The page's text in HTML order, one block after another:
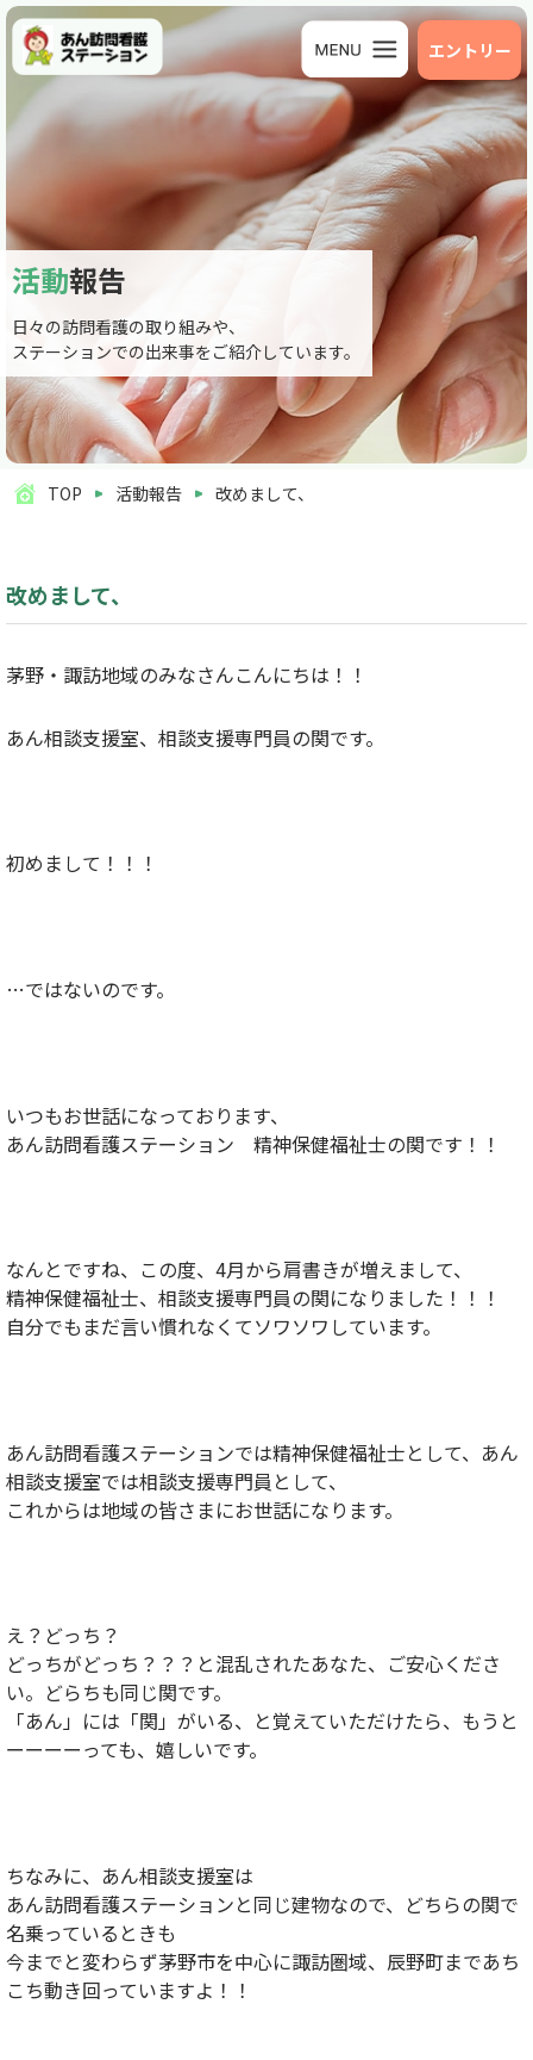
エントリー
活動報告
日々の訪問看護の取り組みや、
ステーションでの出来事をご紹介しています。
TOP 活動報告 改めまして、
改めまして、
茅野・諏訪地域のみなさんこんにちは！！
あん相談支援室、相談支援専門員の関です。
初めまして！！！
…ではないのです。
いつもお世話になっております、
あん訪問看護ステーション 精神保健福祉士の関です！！
なんとですね、この度、4月から肩書きが増えまして、
精神保健福祉士、相談支援専門員の関になりました！！！
自分でもまだ言い慣れなくてソワソワしています。
あん訪問看護ステーションでは精神保健福祉士として、あん
相談支援室では相談支援専門員として、
これからは地域の皆さまにお世話になります。
え？どっち？
どっちがどっち？？？と混乱されたあなた、ご安心くださ
い。どらちも同じ関です。
「あん」には「関」がいる、と覚えていただけたら、もうと
ーーーーっても、嬉しいです。
ちなみに、あん相談支援室は
あん訪問看護ステーションと同じ建物なので、どちらの関で
名乗っているときも
今までと変わらず茅野市を中心に諏訪圏域、辰野町まであち
こち動き回っていますよ！！